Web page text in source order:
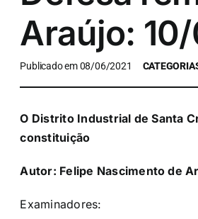
Araújo:
Publicado em 08/06/2021
O Distrito Industrial de Santa
constituição
Autor: Felipe Nascimento de
Examinadores: